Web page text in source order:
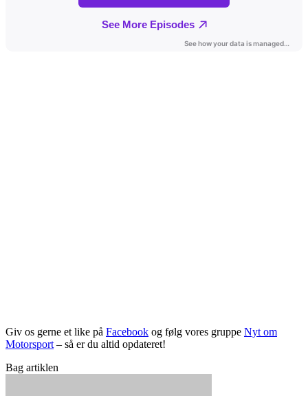
Giv os gerne et like på Facebook og følg vores gruppe Nyt om
Motorsport – så er du altid opdateret!
Bag artiklen